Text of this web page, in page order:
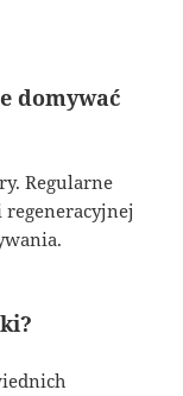
domywać
Regularne